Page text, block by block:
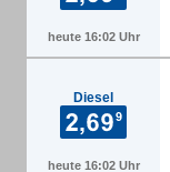
heute 16:02 Uhr
Diesel
heute 16:02 Uhr